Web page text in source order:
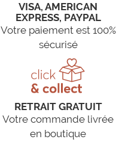
VISA, AMERICAN
EXPRESS, PAYPAL
Votre paiement est 100%
sécurisé
RETRAIT GRATUIT
Votre commande livrée
en boutique